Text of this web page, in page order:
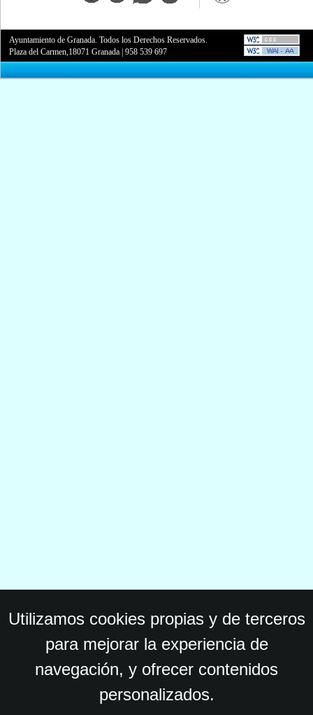
Ayuntamiento de Granada. Todos los Derechos Reservados.
Plaza del Carmen,18071 Granada |958 539 697
Utilizamos cookies propias y de terceros
para mejorar la experiencia de
navegación, y ofrecer contenidos
personalizados.